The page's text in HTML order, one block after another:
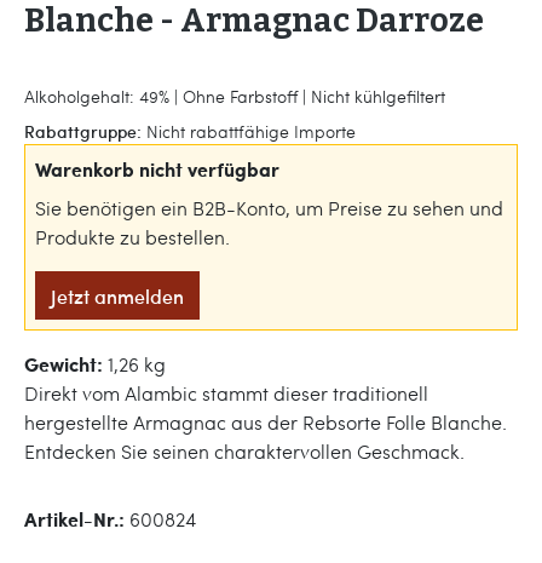
Blanche - Armagnac Darroze
Alkoholgehalt: 49% | Ohne Farbstoff | Nicht kühlgefiltert
Rabattgruppe: Nicht rabattfähige Importe
Warenkorb nicht verfügbar
Sie benötigen ein B2B-Konto, um Preise zu sehen und
Produkte zu bestellen.
Jetzt anmelden
Gewicht: 1,26 kg
Direkt vom Alambic stammt dieser traditionell
hergestellte Armagnac aus der Rebsorte Folle Blanche.
Entdecken Sie seinen charaktervollen Geschmack.
Artikel-Nr.: 600824